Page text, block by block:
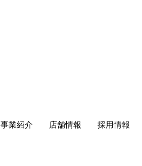
事業紹介 店舗情報 採用情報